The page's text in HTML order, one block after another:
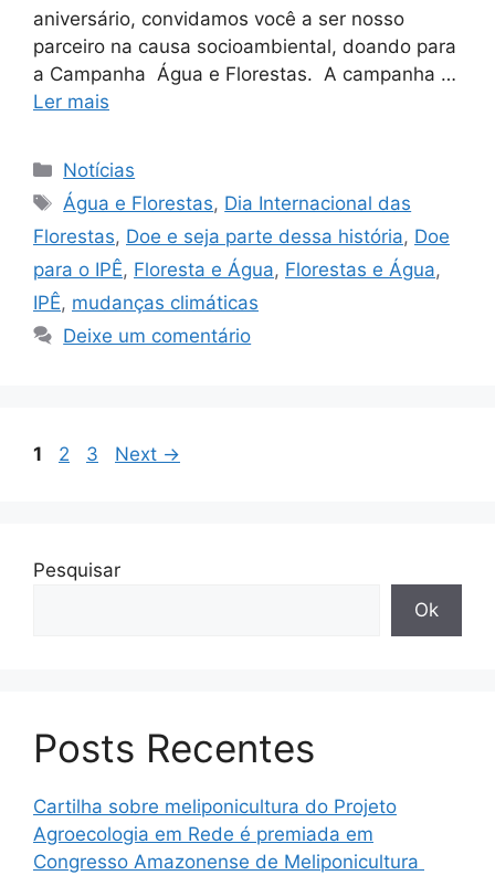
aniversário, convidamos você a ser nosso
parceiro na causa socioambiental, doando para
a Campanha Água e Florestas. A campanha …
Ler mais
Notícias
Água e Florestas, Dia Internacional das
Florestas, Doe e seja parte dessa história, Doe
para o IPÊ, Floresta e Água, Florestas e Água,
IPÊ, mudanças climáticas
Deixe um comentário
1 2 3 Next →
Pesquisar
Ok
Posts Recentes
Cartilha sobre meliponicultura do Projeto
Agroecologia em Rede é premiada em
Congresso Amazonense de Meliponicultura